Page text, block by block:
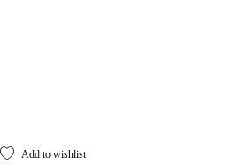
Add to wishlist